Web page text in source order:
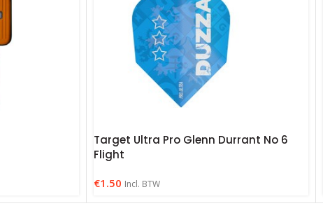
Target Ultra Pro Glenn Durrant No 6
Flight
€1.50 Incl. BTW